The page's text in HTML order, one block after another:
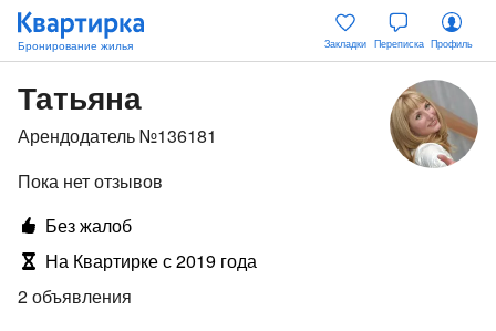
Закладки Переписка Профиль
Татьяна
Арендодатель №136181
Пока нет отзывов
Без жалоб
На Квартирке с 2019 года
2 объявления